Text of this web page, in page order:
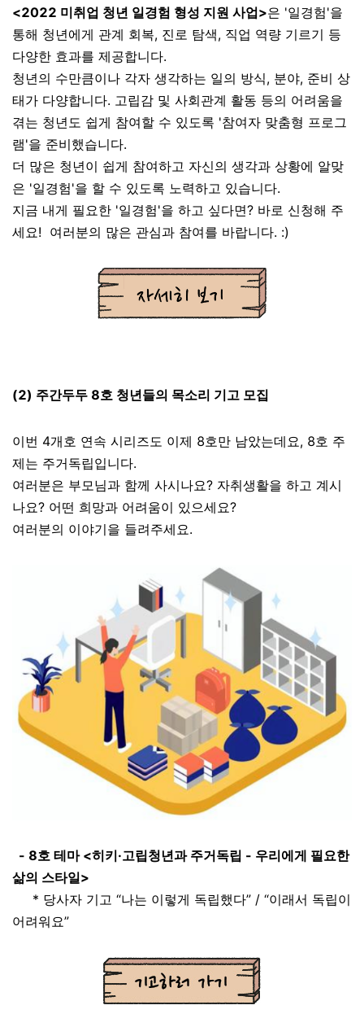
<2022 미취업 청년 일경험 형성 지원 사업>은 '일경험'을
통해 청년에게 관계 회복, 진로 탐색, 직업 역량 기르기 등
다양한 효과를 제공합니다.
청년의 수만큼이나 각자 생각하는 일의 방식, 분야, 준비 상
태가 다양합니다. 고립감 및 사회관계 활동 등의 어려움을
겪는 청년도 쉽게 참여할 수 있도록 '참여자 맞춤형 프로그
램'을 준비했습니다.
더 많은 청년이 쉽게 참여하고 자신의 생각과 상황에 알맞
은 '일경험'을 할 수 있도록 노력하고 있습니다.
지금 내게 필요한 '일경험'을 하고 싶다면? 바로 신청해 주
세요! 여러분의 많은 관심과 참여를 바랍니다. :)
(2) 주간두두 8호 청년들의 목소리 기고 모집
이번 4개호 연속 시리즈도 이제 8호만 남았는데요, 8호 주
제는 주거독립입니다.
여러분은 부모님과 함께 사시나요? 자취생활을 하고 계시
나요? 어떤 희망과 어려움이 있으세요?
여러분의 이야기을 들려주세요.
- 8호 테마 <히키·고립청년과 주거독립 - 우리에게 필요한
삶의 스타일>
* 당사자 기고 “나는 이렇게 독립했다” / “이래서 독립이
어려워요”